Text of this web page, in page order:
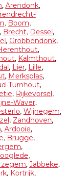
, Arendonk,
, Boom,
, Brecht, Dessel,
, Grobbendonk,
,
, Kalmthout,
, Lier, Lille,
, Merksplas,
Turnhout,
, Rijkevorsel,
Waver,
, Wijnegem,
, Zandhoven,
, Ardooie,
, Brugge,
,
,
Izegem, Jabbeke,
, Kortrijk,